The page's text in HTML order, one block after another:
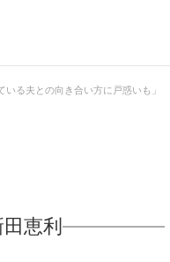
る夫との向き合い方に戸惑いも」
恵利